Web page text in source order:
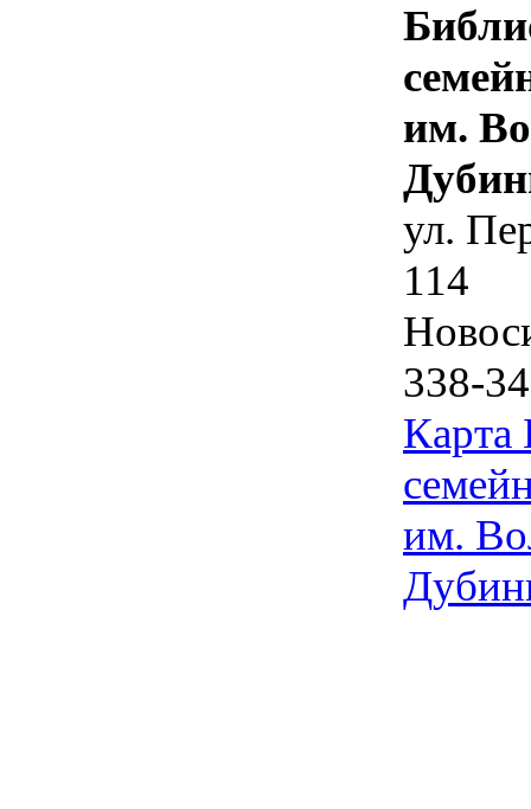
им.
ул.
114
338-
Карта
им.